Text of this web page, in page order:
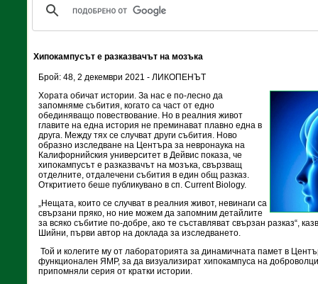
Хипокампусът е разказвачът на мозъка
Брой: 48, 2 декември 2021 - ЛИКОПЕНЪТ
Хората обичат истории. За нас е по-лесно да
запомняме събития, когато са част от едно
обединяващо повествование. Но в реалния живот
главите на една история не преминават плавно една в
друга. Между тях се случват други събития. Ново
образно изследване на Центъра за невронаука на
Калифорнийския университет в Дейвис показа, че
хипокампусът е разказвачът на мозъка, свързващ
отделните, отдалечени събития в един общ разказ.
Откритието беше публикувано в сп. Current Biology.
„Нещата, които се случват в реалния живот, невинаги са
свързани пряко, но ние можем да запомним детайлите
за всяко събитие по-добре, ако те съставляват свързан разказ“,
Шийни, първи автор на доклада за изследването.
Той и колегите му от лабораторията за динамичната памет в
функционален ЯМР, за да визуализират хипокампуса на
припомняли серия от кратки истории.